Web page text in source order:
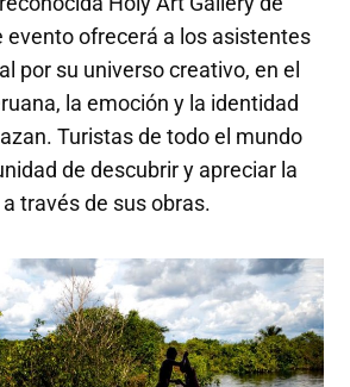
evento ofrecerá a los asistentes
por su universo creativo, en el
la emoción y la identidad
Turistas de todo el mundo
de descubrir y apreciar la
través de sus obras.